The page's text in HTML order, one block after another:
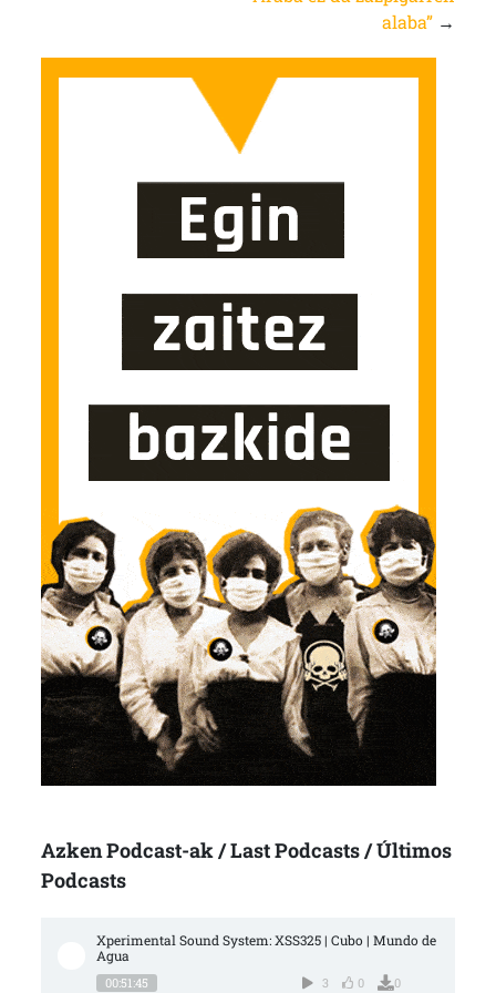
alaba” →
Azken Podcast-ak / Last Podcasts / Últimos
Podcasts
Xperimental Sound System: XSS325 | Cubo | Mundo de
Agua
00:51:45 3 0 0